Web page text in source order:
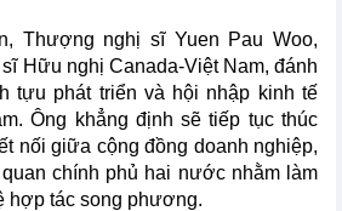
Thượng nghị sĩ Yuen Pau Woo,
Hữu nghị Canada-Việt Nam, đánh
tựu phát triển và hội nhập kinh tế
Ông khẳng định sẽ tiếp tục thúc
nối giữa cộng đồng doanh nghiệp,
chính phủ hai nước nhằm làm
hợp tác song phương.